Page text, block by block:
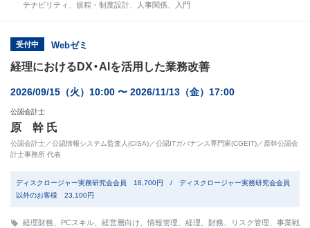
テナビリティ
規程・制度設計 人事関係 入門
受付中 Webゼミ
経理におけるDX・AIを活用した業務改善
2026/09/15（火）10:00 〜 2026/11/13（金）17:00
公認会計士
原 幹 氏
公認会計士／公認情報システム監査人(CISA)／公認ITガバナンス専門家(CGEIT)／原幹公認会
計士事務所 代表
ディスクロージャー実務研究会会員 18,700円 / ディスクロージャー実務研究会会員
以外のお客様 23,100円
経理財務 PCスキル 経営層向け 情報管理 経理 財務 リスク管理
事業戦